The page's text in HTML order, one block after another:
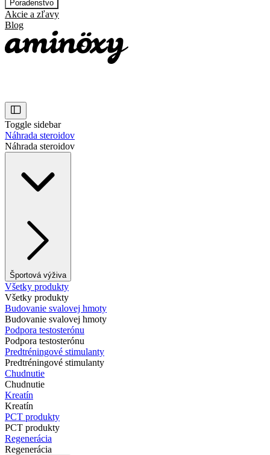
Poradenstvo
Akcie a zľavy
Blog
Toggle sidebar
Náhrada steroidov
Náhrada steroidov
Športová výživa
Všetky produkty
Všetky produkty
Budovanie svalovej hmoty
Budovanie svalovej hmoty
Podpora testosterónu
Podpora testosterónu
Predtréningové stimulanty
Predtréningové stimulanty
Chudnutie
Chudnutie
Kreatín
Kreatín
PCT produkty
PCT produkty
Regenerácia
Regenerácia